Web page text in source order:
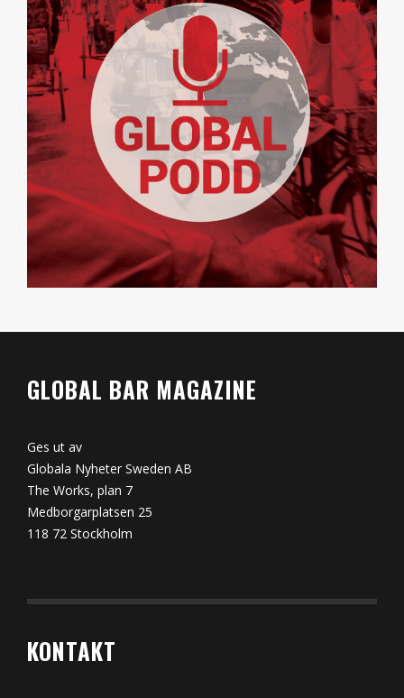
GLOBAL BAR MAGAZINE
Ges ut av
Globala Nyheter Sweden AB
The Works, plan 7
Medborgarplatsen 25
118 72 Stockholm
KONTAKT